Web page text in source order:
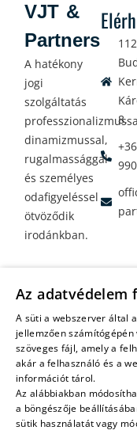
8.
VJT &
Partners
A hatékony
jogi
szolgáltatás
dinamizmussal,
rugalmassággal
és személyes
odafigyeléssel
ötvöződik
irodánkban.
Az adatvédelem
A süti a webszerver által
jellemzően
szöveges fájl, amely a
akár a felhasználó és a
információt tárol.
Az alábbiakban
a böngészője
sütik használatát vagy